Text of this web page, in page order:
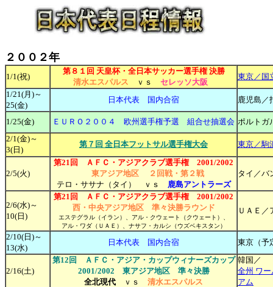
２００２年
1/1(祝)
第８１回 天皇杯・全日本サッカー選手権 決勝
清水エスパルス ｖｓ セレッソ大阪
東京／国
1/21(月)～
25(金)
日本代表 国内合宿 鹿児島／
1/25(金) ＥＵＲＯ２００４ 欧州選手権予選 組合せ抽選会 ポルトガ
2/1(金)～
3(日)
第７回 全日本フットサル選手権大会 東京／駒
2/5(火)
第21回 ＡＦＣ・アジアクラブ選手権 2001/2002
東アジア地区２回戦・第２戦
テロ・ササナ（タイ） ｖｓ
鹿島アントラーズ
タイ／バ
2/6(水)～
10(日)
第21回 ＡＦＣ・アジアクラブ選手権 2001/2002
西・中央アジア地区準々決勝ラウンド
エステグラル（イラン）、アル・クウェート（クウェート）、
アル・ワダ（ＵＡＥ）、ナサフ・カルシ（ウズベキスタン）
ＵＡＥ／
2/10(日)～
13(水)
日本代表 国内合宿 東京（予
2/16(土)
第12回 ＡＦＣ・アジア・カップウィナーズカップ
2001/2002 東アジア地区 準々決勝
全北現代 ｖｓ 清水エスパルス
韓国／
全州 ワ
アム